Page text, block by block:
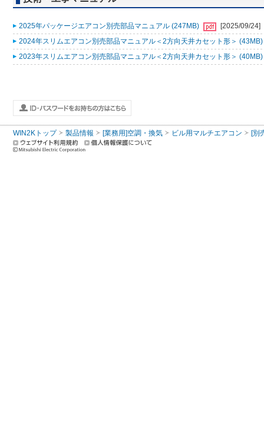
2025年パッケージエアコン別売部品マニュアル (247MB)
[2025/09/24]
2024年スリムエアコン別売部品マニュアル＜2方向天井カセット形＞ (43MB)
2023年スリムエアコン別売部品マニュアル＜2方向天井カセット形＞ (40MB)
WIN2Kトップ 製品情報 [業務用]空調・換気 ビル用マルチエアコン [別